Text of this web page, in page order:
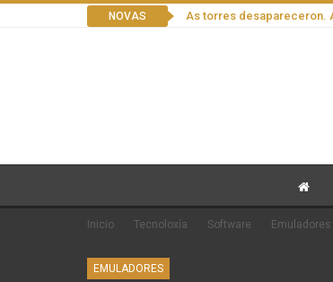
NOVAS As torres desapareceron.
Inicio Tecnoloxía Software Emuladores
EMULADORES